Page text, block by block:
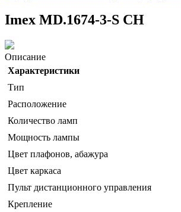
Imex MD.1674-3-S CH
Описание
Характеристики
Тип
Расположение
Количество ламп
Мощность лампы
Цвет плафонов, абажура
Цвет каркаса
Пульт дистанционного управления
Крепление